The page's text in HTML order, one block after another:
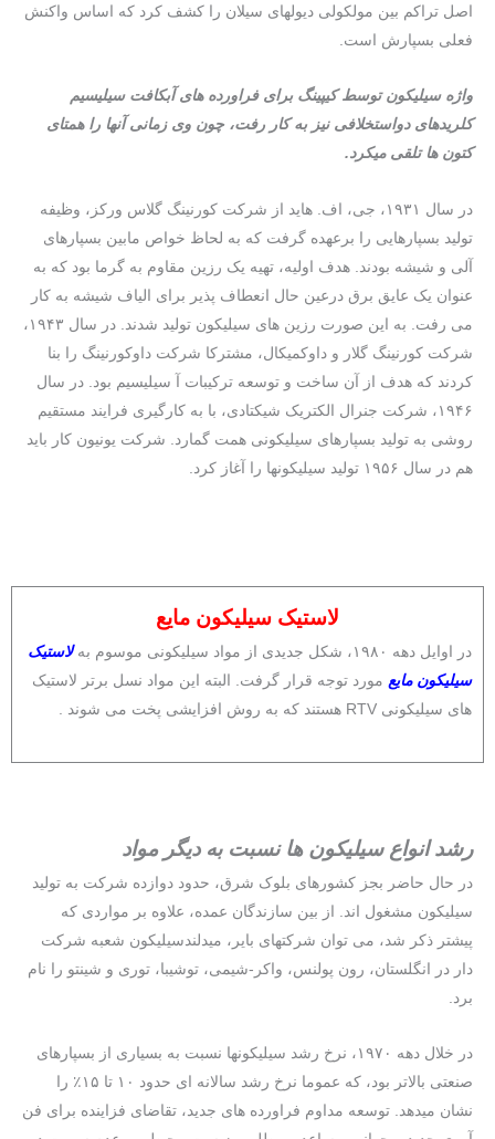
اصل تراکم بین مولکولی دیولهای سیلان را کشف کرد که اساس واکنش
فعلی بسپارش است.
واژه سیلیکون توسط کیپینگ برای فراورده های آبکافت سیلیسیم
کلریدهای دواستخلافی نیز به کار رفت، چون وی زمانی آنها را همتای
کتون ها تلقی میکرد.
در سال ۱۹۳۱، جی، اف. هاید از شرکت کورنینگ گلاس وركز، وظیفه
تولید بسپارهایی را برعهده گرفت که به لحاظ خواص مابین بسپارهای
آلی و شیشه بودند. هدف اولیه، تهیه یک رزین مقاوم به گرما بود که به
عنوان یک عایق برق درعین حال انعطاف پذیر برای الیاف شیشه به کار
می رفت. به این صورت رزین های سیلیکون تولید شدند. در سال ۱۹۴۳،
شرکت کورنینگ گلار و داوکمیکال، مشترکا شرکت داوکورنینگ را بنا
کردند که هدف از آن ساخت و توسعه ترکیبات آ سیلیسیم بود. در سال
۱۹۴۶، شرکت جنرال الکتریک شیکتادی، با به کارگیری فرایند مستقیم
روشی به تولید بسپارهای سیلیکونی همت گمارد. شرکت یونیون کار باید
هم در سال ۱۹۵۶ تولید سیلیکونها را آغاز کرد.
لاستیک سیلیکون مایع
در اوایل دهه ۱۹۸۰، شکل جدیدی از مواد سیلیکونی موسوم به
لاستیک
سیلیکون مایع مورد توجه قرار گرفت. البته این مواد نسل برتر لاستیک
های سیلیکونی RTV هستند که به روش افزایشی پخت می شوند .
رشد انواع سیلیکون ها نسبت به دیگر مواد
در حال حاضر بجز کشورهای بلوک شرق، حدود دوازده شرکت به تولید
سیلیکون مشغول اند. از بین سازندگان عمده، علاوه بر مواردی که
پیشتر ذکر شد، می توان شرکتهای بایر، میدلندسیلیکون شعبه شرکت
دار در انگلستان، رون پولنس، واکر-شیمی، توشیبا، توری و شینتو را نام
برد.
در خلال دهه ۱۹۷۰، نرخ رشد سیلیکونها نسبت به بسیاری از بسپارهای
صنعتی بالاتر بود، که عموما نرخ رشد سالانه ای حدود ۱۰ تا ۱۵٪ را
نشان میدهد. توسعه مداوم فراورده های جدید، تقاضای فزاینده برای فن